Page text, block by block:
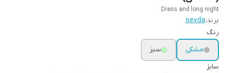
Dress and long night
برند:sevda
رنگ
مشکی
سبز
سایز